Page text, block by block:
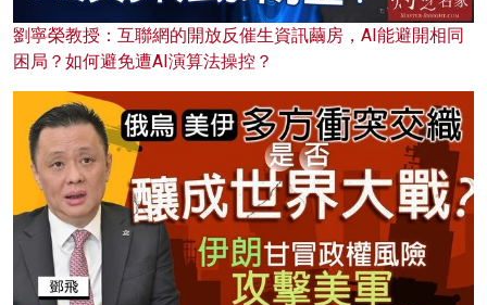
劉寧榮教授：互聯網的開放反催生資訊繭房，AI能避開相同
困局？如何避免遭AI演算法操控？